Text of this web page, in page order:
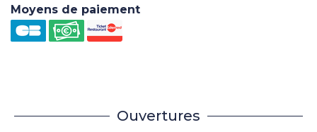
Moyens de paiement
Ouvertures